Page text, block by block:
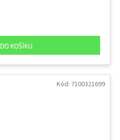
DO KOŠÍKU
Kód: 7100321699